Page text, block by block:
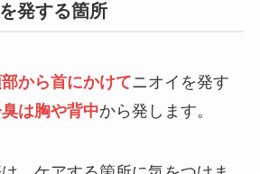
発する箇所
から首にかけてニオイを発す
は胸や背中から発します。